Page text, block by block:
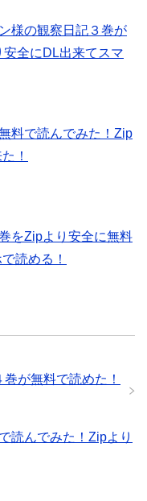
様の観察日記３巻が
全にDL出来てスマ
料で読んでみた！Zip
！
をZipより安全に無料
読める！
が無料で読めた！
読んでみた！Zipより